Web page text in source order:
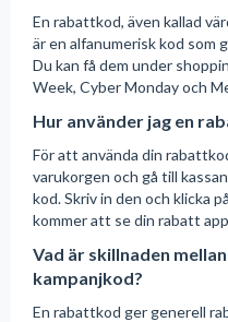
En rabattkod, även kallad
är en alfanumerisk kod som
Du kan få dem under
Week, Cyber Monday och
Hur använder jag en
För att använda din
varukorgen och gå till
kod. Skriv in den och klicka
kommer att se din rabatt
Vad är skillnaden
kampanjkod?
En rabattkod ger generell